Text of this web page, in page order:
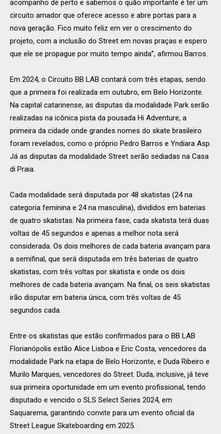
acompanho de perto e sabemos o quão importante é ter um
circuito amador que oferece acesso e abre portas para a
nova geração. Fico muito feliz em ver o crescimento do
projeto, com a inclusão do Street em novas praças e espero
que ele se propague por muito tempo ainda”, afirmou Barros.
Em 2024, o Circuito BB LAB contará com três etapas, sendo
que a primeira foi realizada em outubro, em Belo Horizonte.
Na capital catarinense, as disputas da modalidade Park serão
realizadas na icônica pista da pousada Hi Adventure, a
primeira da cidade onde grandes nomes do skate brasileiro
foram revelados, como o próprio Pedro Barros e Yndiara Asp.
Já as disputas da modalidade Street serão sediadas na Casa
di Praia.
Cada modalidade será disputada por 48 skatistas (24 na
categoria feminina e 24 na masculina), divididos em baterias
de quatro skatistas. Na primeira fase, cada skatista terá duas
voltas de 45 segundos e apenas a melhor nota será
considerada. Os dois melhores de cada bateria avançam para
a semifinal, que será disputada em três baterias de quatro
skatistas, com três voltas por skatista e onde os dois
melhores de cada bateria avançam. Na final, os seis skatistas
irão disputar em bateria única, com três voltas de 45
segundos cada.
Entre os skatistas que estão confirmados para o BB LAB
Florianópolis estão Alice Lisboa e Eric Costa, vencedores da
modalidade Park na etapa de Belo Horizonte, e Duda Ribeiro e
Murilo Marques, vencedores do Street. Duda, inclusive, já teve
sua primeira oportunidade em um evento profissional, tendo
disputado e vencido o SLS Select Series 2024, em
Saquarema, garantindo convite para um evento oficial da
Street League Skateboarding em 2025.